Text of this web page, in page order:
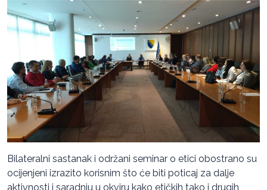
Bilateralni sastanak i održani seminar o etici obostrano su
ocijenjeni izrazito korisnim što će biti poticaj za dalje
aktivnosti i saradnju u okviru kako etičkih tako i drugih